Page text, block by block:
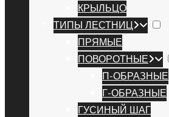
КРЫЛЬЦО
ТИПЫ ЛЕСТНИЦ
ПРЯМЫЕ
ПОВОРОТНЫЕ
П-ОБРАЗНЫЕ
Г-ОБРАЗНЫЕ
ГУСИНЫЙ ШАГ